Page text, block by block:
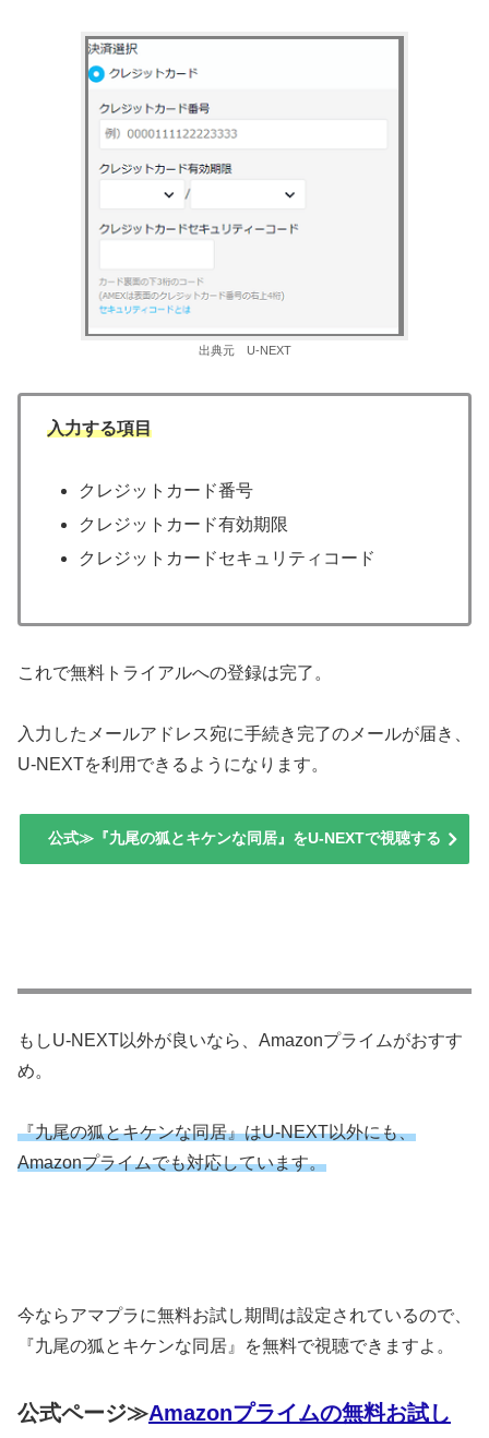
出典元 U-NEXT
入力する項目
クレジットカード番号
クレジットカード有効期限
クレジットカードセキュリティコード
これで無料トライアルへの登録は完了。
入力したメールアドレス宛に手続き完了のメールが届き、
U-NEXTを利用できるようになります。
公式≫『九尾の狐とキケンな同居』をU-NEXTで視聴する
もしU-NEXT以外が良いなら、Amazonプライムがおすす
め。
『九尾の狐とキケンな同居』はU-NEXT以外にも、
Amazonプライムでも対応しています。
今ならアマプラに無料お試し期間は設定されているので、
『九尾の狐とキケンな同居』を無料で視聴できますよ。
公式ページ≫Amazonプライムの無料お試し